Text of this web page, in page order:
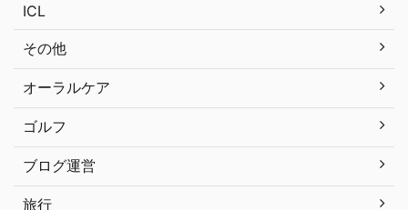
ICL
その他
オーラルケア
ゴルフ
ブログ運営
旅行